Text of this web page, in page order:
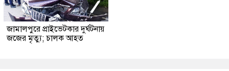
জামালপুরে প্রাইভেটকার দুর্ঘটনায়
জজের মৃত্যু; চালক আহত